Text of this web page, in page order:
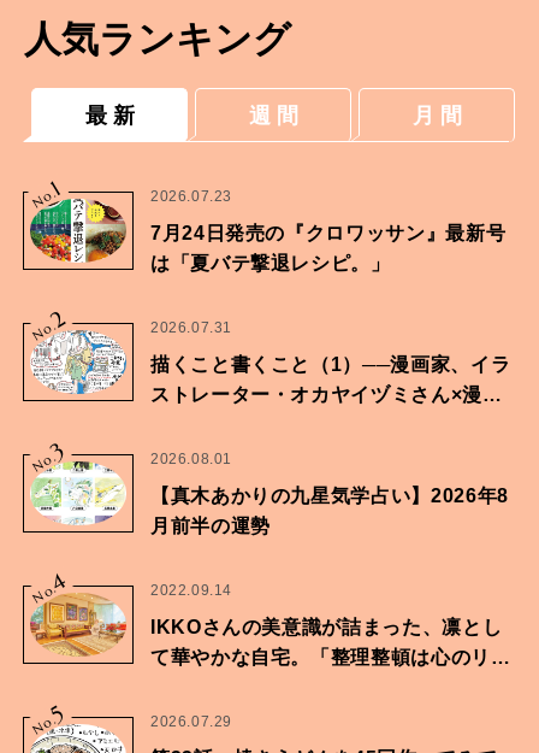
人気ランキング
最 新 週 間 月 間
No.
1 2026.07.23
7月24日発売の『クロワッサン』最新号
は「夏バテ撃退レシピ。」
No.2 2026.07.31
描くこと書くこと（1）──漫画家、イラ
ストレーター・オカヤイヅミさん×漫画
No.3 2026.08.01
【真木あかりの九星気学占い】2026年8
月前半の運勢
No.
4 2022.09.14
IKKOさんの美意識が詰まった、凛とし
て華やかな自宅。「整理整頓は心のリズ
No.5 2026.07.29